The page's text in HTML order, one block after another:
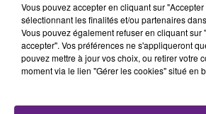
Bourguignon, la
l’établissement.
Publié : 5 janvier 2020 à 13h00 par
Vous pouvez accepter en cliquant sur
sélectionnant les finalités et/ou partenaires
Vous pouvez également refuser en cliquant sur
accepter". Vos préférences ne s'appliqueront
pouvez mettre à jour vos choix, ou retirer votre
moment via le lien "Gérer les cookies" situé en